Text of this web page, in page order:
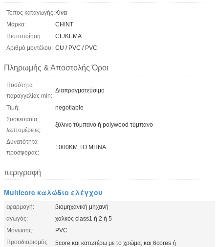
Τόπος καταγωγής:Κίνα
Μάρκα:
CHINT
Πιστοποίηση:
CE/KEMA
Αριθμό μοντέλου: CU / PVC / PVC
Πληρωμής & Αποστολής Όροι
Ποσότητα
παραγγελίας min:
Διαπραγματεύσιμο
Τιμή:
negotiable
Συσκευασία
λεπτομέρειες:
ξύλινο τύμπανο ή polywood τύμπανο
Δυνατότητα
προσφοράς:
1000KM ΤΟ ΜΗΝΑ
περιγραφή
Multicore καλώδιο ελέγχου
εφαρμογή:
βιομηχανική μηχανή
αγωγός:
χαλκός class1 ή 2 ή 5
Μόνωσης:
PVC
Προσδιορισμός
5core και κατωτέρω με το χρώμα, και 6cores ή